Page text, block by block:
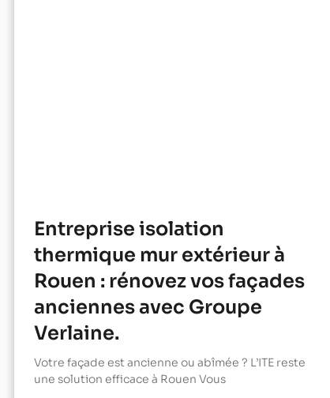
Entreprise isolation
thermique mur extérieur à
Rouen : rénovez vos façades
anciennes avec Groupe
Verlaine.
Votre façade est ancienne ou abîmée ? L’ITE reste
une solution efficace à Rouen Vous